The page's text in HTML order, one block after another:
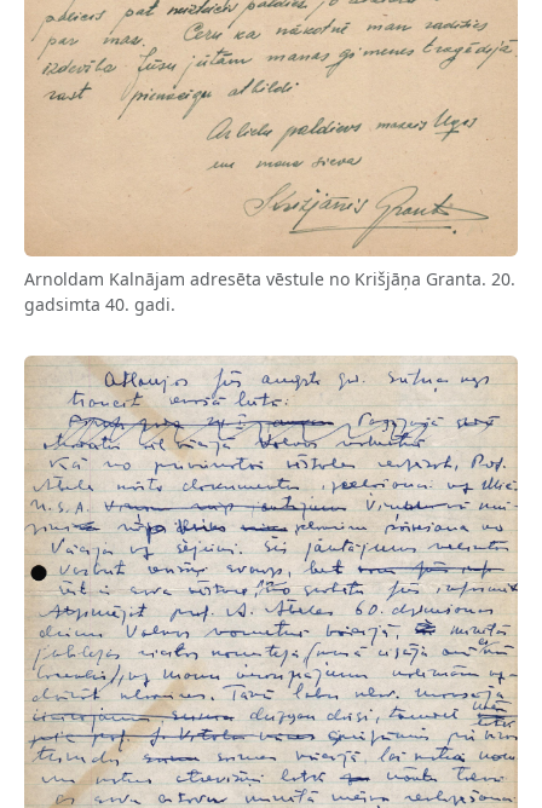
Arnoldam Kalnājam adresēta vēstule no Krišjāņa Granta. 20.
gadsimta 40. gadi.